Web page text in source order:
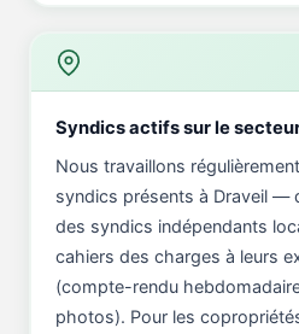
Syndics actifs sur le
Nous travaillons
syndics présents à Draveil —
des syndics indépendants
cahiers des charges à leurs
(compte-rendu
photos). Pour les